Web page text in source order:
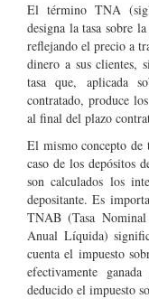
El término TNA
designa la tasa sobre
reflejando el precio a
dinero a sus clientes,
tasa que, aplicada
contratado, produce
al final del plazo
El mismo concepto de
caso de los depósitos
son calculados los
depositante. Es
TNAB (Tasa
Anual Líquida)
cuenta el impuesto
efectivamente
deducido el impuesto